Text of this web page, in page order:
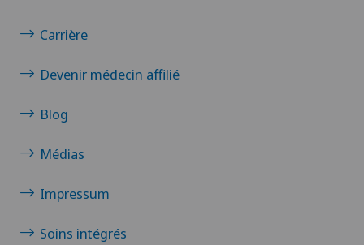
Carrière
Devenir médecin affilié
Blog
Médias
Impressum
Soins intégrés